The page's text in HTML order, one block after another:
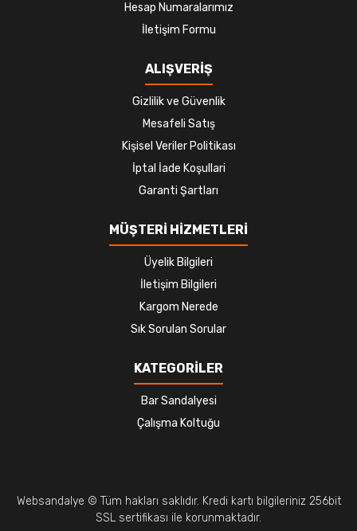
Hesap Numaralarımız
İletişim Formu
ALIŞVERİŞ
Gizlilik ve Güvenlik
Mesafeli Satış
Kişisel Veriler Politikası
İptal İade Koşullari
Garanti Şartları
MÜŞTERİ HİZMETLERİ
Üyelik Bilgileri
İletişim Bilgileri
Kargom Nerede
Sık Sorulan Sorular
KATEGORİLER
Bar Sandalyesi
Çalışma Koltuğu
Websandalye © Tüm hakları saklıdır. Kredi kartı bilgileriniz 256bit
SSL sertifikası ile korunmaktadır.